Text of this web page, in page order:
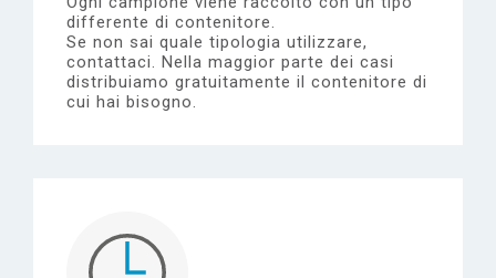
differente di contenitore.
Se non sai quale tipologia utilizzare,
contattaci. Nella maggior parte dei casi
distribuiamo gratuitamente il contenitore di
cui hai bisogno.